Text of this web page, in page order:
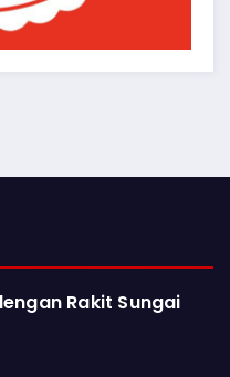
Rakit Sungai